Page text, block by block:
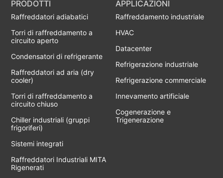
PRODOTTI
Raffreddatori adiabatici
Torri di raffreddamento a
circuito aperto
Condensatori di refrigerante
Raffreddatori ad aria (dry
cooler)
Torri di raffreddamento a
circuito chiuso
Chiller industriali (gruppi
frigoriferi)
Sistemi integrati
Raffreddatori Industriali MITA
Rigenerati
APPLICAZIONI
Raffreddamento industriale
HVAC
Datacenter
Refrigerazione industriale
Refrigerazione commerciale
Innevamento artificiale
Cogenerazione e
Trigenerazione